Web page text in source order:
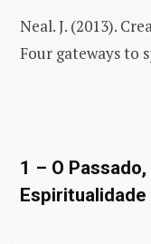
Neal. J. (2013).
Four gateways to
1 – O
Espiritualidade